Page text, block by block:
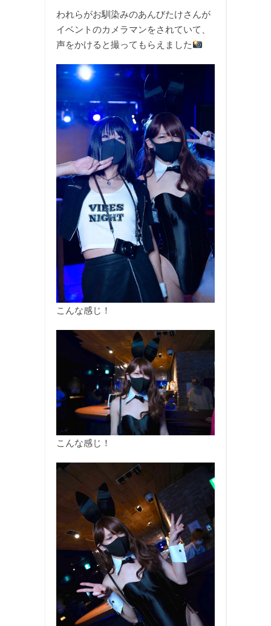
われらがお馴染みのあんびたけさんが
イベントのカメラマンをされていて、
声をかけると撮ってもらえました
こんな感じ！
こんな感じ！